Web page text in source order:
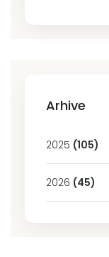
Arhive
2025 (105)
2026 (45)